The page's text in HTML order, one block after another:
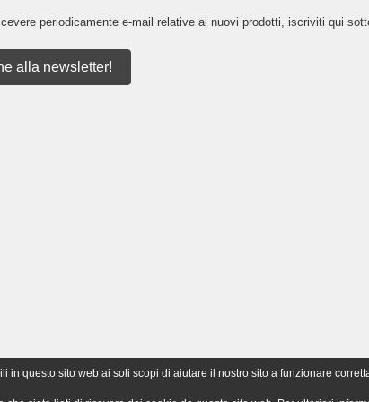
periodicamente e-mail relative ai nuovi prodotti, iscriviti qui
alla newsletter!
in questo sito web ai soli scopi di aiutare il nostro sito a funzionare